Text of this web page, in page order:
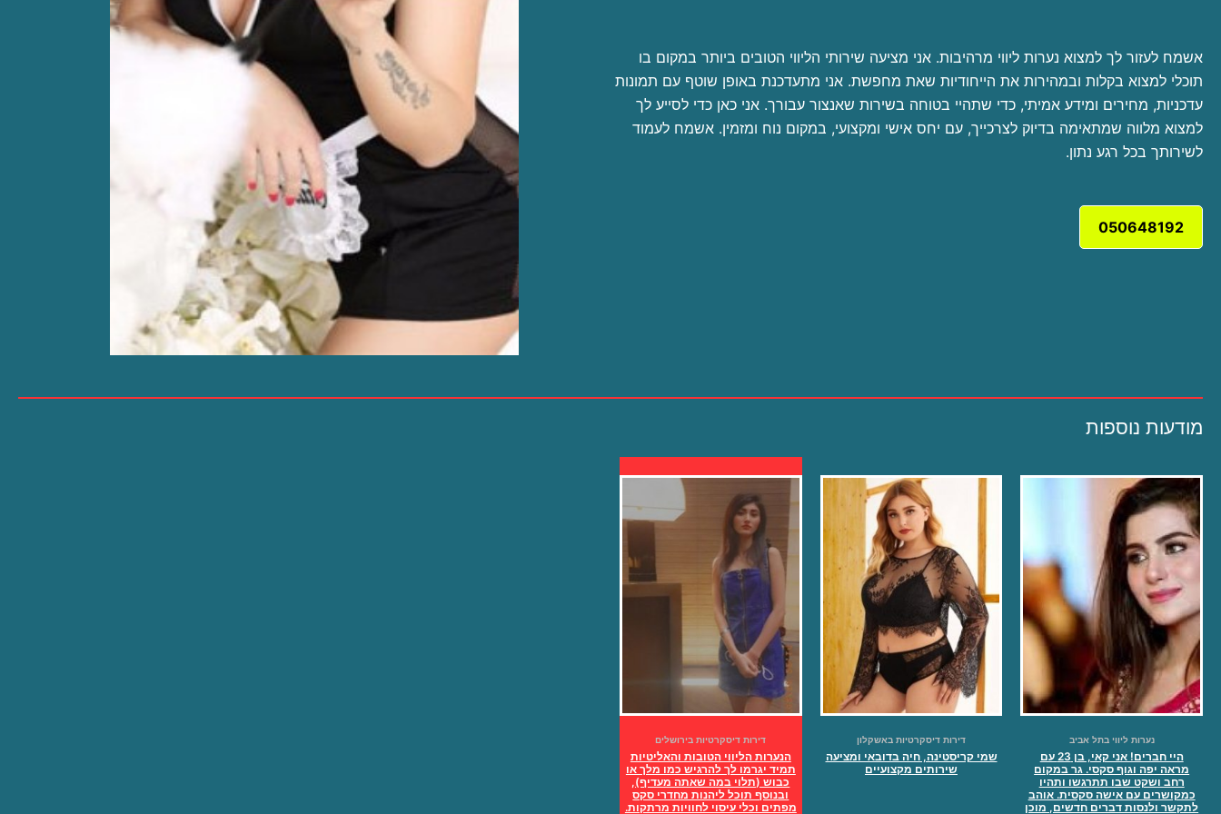
אשמח לעזור לך למצוא נערות ליווי מרהיבות. אני מציעה שירותי הליווי הטובים ביותר במקום בו
תוכלי למצוא בקלות ובמהירות את הייחודיות שאת מחפשת. אני מתעדכנת באופן שוטף עם תמונות
עדכניות, מחירים ומידע אמיתי, כדי שתהיי בטוחה בשירות שאנצור עבורך. אני כאן כדי לסייע לך
למצוא מלווה שמתאימה בדיוק לצרכייך, עם יחס אישי ומקצועי, במקום נוח ומזמין. אשמח לעמוד
לשירותך בכל רגע נתון.
050648192
מודעות נוספות
נערות ליווי בתל אביב
היי חברים! אני קאי, בן 23 עם
מראה יפה וגוף סקסי. גר במקום
רחב ושקט שבו תתרגשו ותהיו
כמקושרים עם אישה סקסית. אוהב
לתקשר ולנסות דברים חדשים, מוכן
דירות דיסקרטיות באשקלון
שמי קריסטינה, חיה בדובאי ומציעה
שירותים מקצועיים
דירות דיסקרטיות בירושלים
הנערות הליווי הטובות והאליטיות
תמיד יגרמו לך להרגיש כמו מלך או
כבוש (תלוי במה שאתה מעדיף),
ובנוסף תוכל ליהנות מחדרי סקס
מפתים וכלי עיסוי לחוויות מרתקות.